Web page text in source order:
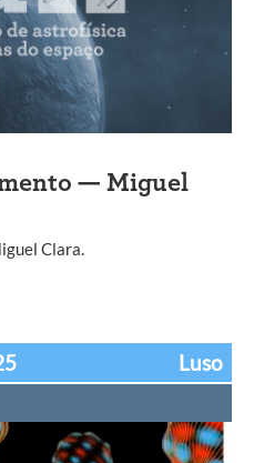
— Miguel
Clara.
Luso